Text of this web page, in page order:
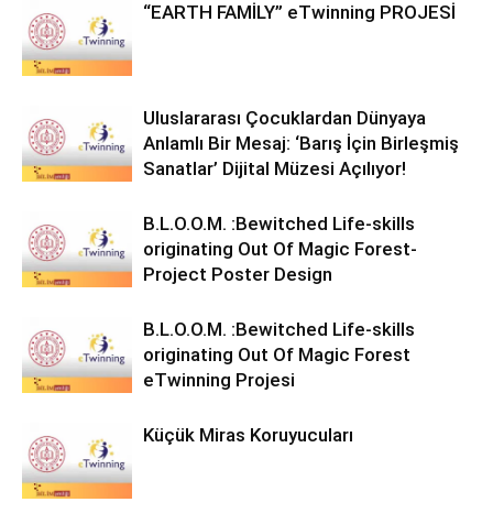
“EARTH FAMİLY” eTwinning PROJESİ
Uluslararası Çocuklardan Dünyaya
Anlamlı Bir Mesaj: ‘Barış İçin Birleşmiş
Sanatlar’ Dijital Müzesi Açılıyor!
B.L.O.O.M. :Bewitched Life-skills
originating Out Of Magic Forest-
Project Poster Design
B.L.O.O.M. :Bewitched Life-skills
originating Out Of Magic Forest
eTwinning Projesi
Küçük Miras Koruyucuları